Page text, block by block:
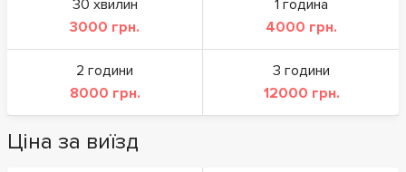
30 хвилин
3000 грн.
1 година
4000 грн.
2 години
8000 грн.
3 години
12000 грн.
Ціна за виїзд